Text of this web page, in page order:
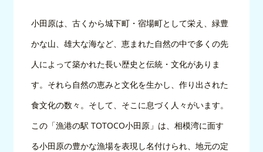
小田原は、古くから城下町・宿場町として栄え、緑豊
かな山、雄大な海など、恵まれた自然の中で多くの先
人によって築かれた長い歴史と伝統・文化がありま
す。それら自然の恵みと文化を生かし、作り出された
食文化の数々。そして、そこに息づく人々がいます。
この「漁港の駅 TOTOCO小田原」は、相模湾に面す
る小田原の豊かな漁場を表現し名付けられ、地元の定